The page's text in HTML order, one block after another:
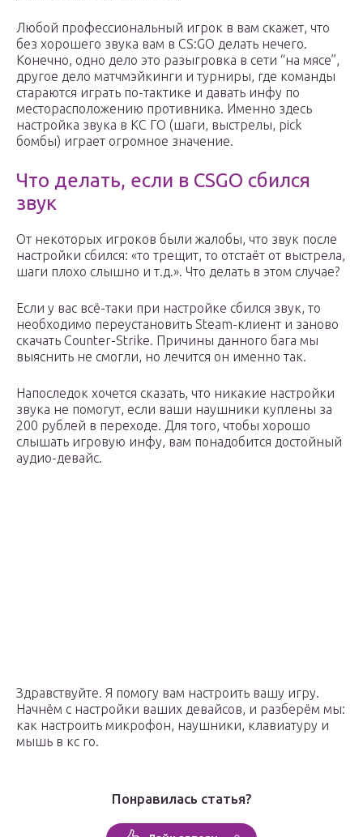
Любой профессиональный игрок в вам скажет, что
без хорошего звука вам в CS:GO делать нечего.
Конечно, одно дело это разыгровка в сети “на мясе”,
другое дело матчмэйкинги и турниры, где команды
стараются играть по-тактике и давать инфу по
месторасположению противника. Именно здесь
настройка звука в КС ГО (шаги, выстрелы, pick
бомбы) играет огромное значение.
Что делать, если в CSGO сбился
звук
От некоторых игроков были жалобы, что звук после
настройки сбился: «то трещит, то отстаёт от выстрела,
шаги плохо слышно и т.д.». Что делать в этом случае?
Если у вас всё-таки при настройке сбился звук, то
необходимо переустановить Steam-клиент и заново
скачать Counter-Strike. Причины данного бага мы
выяснить не смогли, но лечится он именно так.
Напоследок хочется сказать, что никакие настройки
звука не помогут, если ваши наушники куплены за
200 рублей в переходе. Для того, чтобы хорошо
слышать игровую инфу, вам понадобится достойный
аудио-девайс.
Здравствуйте. Я помогу вам настроить вашу игру.
Начнём с настройки ваших девайсов, и разберём мы:
как настроить микрофон, наушники, клавиатуру и
мышь в кс го.
Понравилась статья?